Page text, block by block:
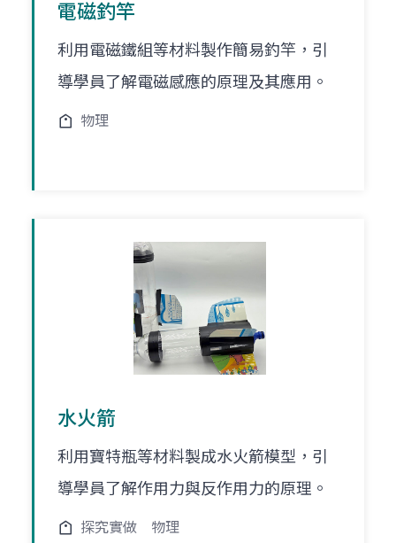
電磁釣竿
利用電磁鐵組等材料製作簡易釣竿，引
導學員了解電磁感應的原理及其應用。
物理
水火箭
利用寶特瓶等材料製成水火箭模型，引
導學員了解作用力與反作用力的原理。
探究實做 物理